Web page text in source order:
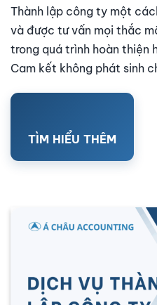
Thành lập công ty một
và được tư vấn mọi thắc
trong quá trình hoàn thiện
Cam kết không phát sinh
TÌM HIỂU THÊM